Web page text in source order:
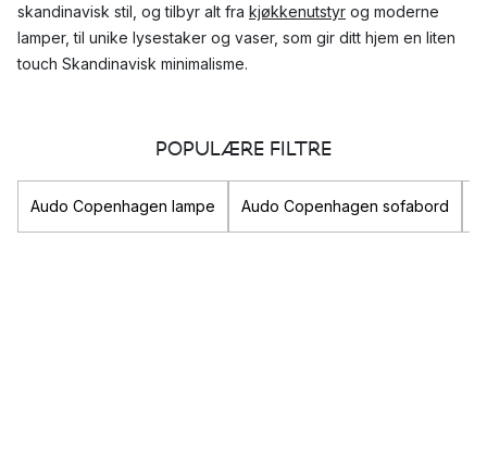
skandinavisk stil, og tilbyr alt fra kjøkkenutstyr og moderne
lamper, til unike lysestaker og vaser, som gir ditt hjem en liten
touch Skandinavisk minimalisme.
mest populære?
Audo Copenhagen samarbeider med interessante og kreative
POPULÆRE FILTRE
Audo Copenhagen lampe Audo Copenhagen sofabord